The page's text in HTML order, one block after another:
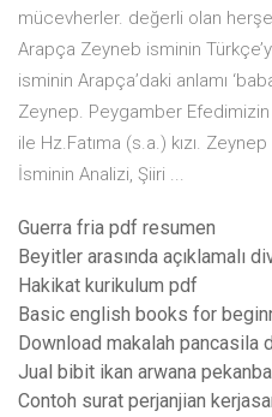
mücevherler. değerli olan
Arapça Zeyneb isminin
isminin Arapça’daki anlamı
Zeynep. Peygamber
ile Hz.Fatıma (s.a.) kızı.
İsminin Analizi, Şiiri ...
Guerra fria pdf resumen
Beyitler arasında açıklamalı
Hakikat kurikulum pdf
Basic english books for
Download makalah pancasila
Jual bibit ikan arwana
Contoh surat perjanjian